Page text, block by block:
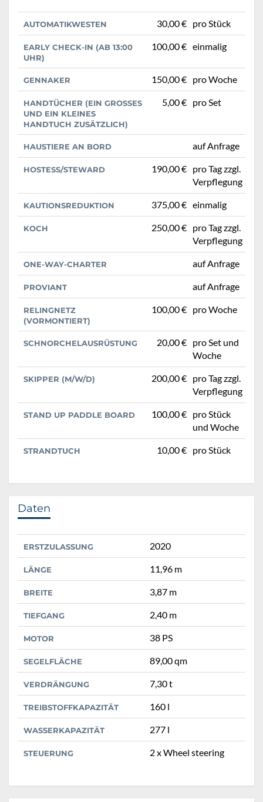
AUTOMATIKWESTEN 30,00 € pro Stück
EARLY CHECK-IN (AB 13:00
UHR)
100,00 € einmalig
GENNAKER 150,00 € pro Woche
HANDTÜCHER (EIN GROSSES U
ND EIN KLEINES H
ANDTUCH ZUSÄTZLICH)
5,00 € pro Set
HAUSTIERE AN BORD auf Anfrage
HOSTESS/STEWARD 190,00 € pro Tag zzgl.
Verpflegung
KAUTIONSREDUKTION 375,00 € einmalig
KOCH 250,00 € pro Tag zzgl.
Verpflegung
ONE-WAY-CHARTER auf Anfrage
PROVIANT auf Anfrage
RELINGNETZ
(VORMONTIERT)
100,00 € pro Woche
SCHNORCHELAUSRÜSTUNG 20,00 € pro Set und
Woche
SKIPPER (M/W/D) 200,00 € pro Tag zzgl.
Verpflegung
STAND UP PADDLE BOARD 100,00 € pro Stück
und Woche
STRANDTUCH 10,00 € pro Stück
Daten
ERSTZULASSUNG 2020
LÄNGE 11,96 m
BREITE 3,87 m
TIEFGANG 2,40 m
MOTOR 38 PS
SEGELFLÄCHE 89,00 qm
VERDRÄNGUNG 7,30 t
TREIBSTOFFKAPAZITÄT 160 l
WASSERKAPAZITÄT 277 l
STEUERUNG 2 x Wheel steering